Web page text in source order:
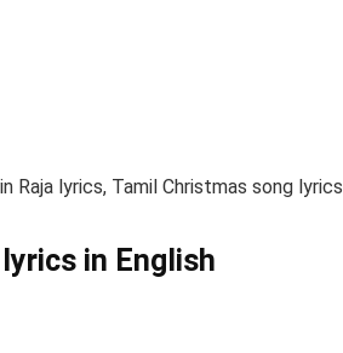
Raja lyrics, Tamil Christmas song lyrics
in English